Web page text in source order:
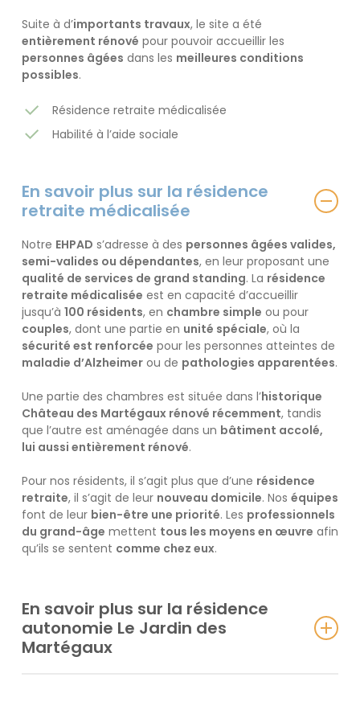
Suite à d’importants travaux, le site a été
entièrement rénové pour pouvoir accueillir les
personnes âgées dans les meilleures conditions
possibles.
Résidence retraite médicalisée
Habilité à l’aide sociale
En savoir plus sur la résidence
retraite médicalisée
Notre EHPAD s’adresse à des personnes âgées valides,
semi-valides ou dépendantes, en leur proposant une
qualité de services de grand standing. La résidence
retraite médicalisée est en capacité d’accueillir
jusqu’à 100 résidents, en chambre simple ou pour
couples, dont une partie en unité spéciale, où la
sécurité est renforcée pour les personnes atteintes de
maladie d’Alzheimerou de pathologies apparentées.
Une partie des chambres est située dans l’historique
Château des Martégaux rénové récemment, tandis
que l’autre est aménagée dans un bâtiment accolé,
lui aussi entièrement rénové.
Pour nos résidents, il s’agit plus que d’une résidence
retraite, il s’agit de leur nouveau domicile. Nos équipes
font de leur bien-être une priorité. Les professionnels
du grand-âge mettent tous les moyens en œuvre afin
qu’ils se sentent comme chez eux.
En savoir plus sur la résidence
autonomie Le Jardin des
Martégaux